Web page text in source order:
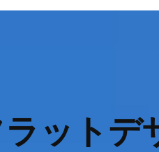
ットデ